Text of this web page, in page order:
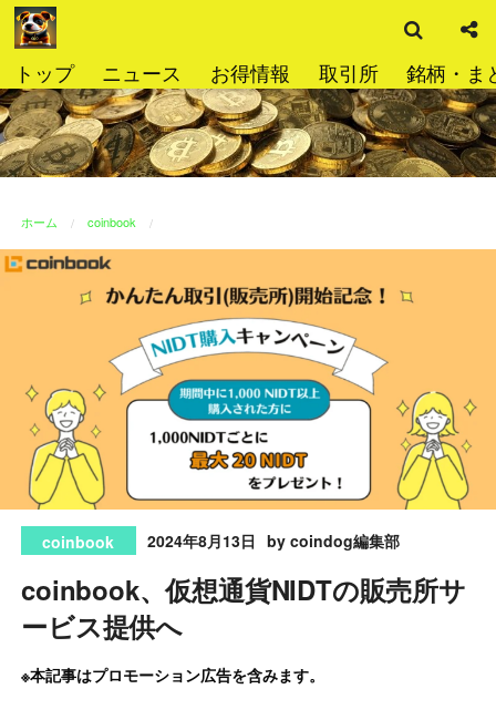
コ
ン
ン
ツ
へ
ス
プ
トップ ニュース お得情報 取引所 銘柄・ま
索
ホーム coinbook
coinbook 2024年8月13日 by coindog編集部
coinbook、仮想通貨NIDTの販売所サ
ービス提供へ
※本記事はプロモーション広告を含みます。